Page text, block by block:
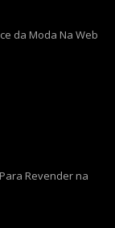
da Moda Na Web
Revender na